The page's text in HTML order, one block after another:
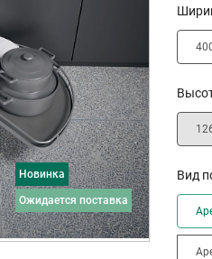
Новинка
ожидается поставка
Вид